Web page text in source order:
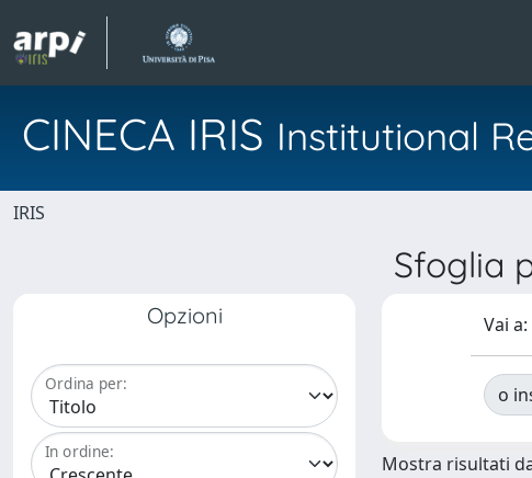
CINECA IRIS Institutional
IRIS
Sfoglia
Opzioni
Ordina per:
In ordine:
Vai a:
o
Mostra risultati